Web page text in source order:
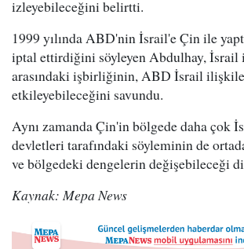
izleyebileceğini belirtti.
1999 yılında ABD'nin İsrail'e Çin ile
iptal ettirdiğini söyleyen Abdulhay, İsrail
arasındaki işbirliğinin, ABD İsrail
etkileyebileceğini savundu.
Aynı zamanda Çin'in bölgede daha çok
devletleri tarafındaki söyleminin de
ve bölgedeki dengelerin değişebileceği
Kaynak: Mepa News